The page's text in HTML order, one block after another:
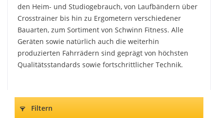
den Heim- und Studiogebrauch, von Laufbändern über
Crosstrainer bis hin zu Ergometern verschiedener
Bauarten, zum Sortiment von Schwinn Fitness. Alle
Geräten sowie natürlich auch die weiterhin
produzierten Fahrrädern sind geprägt von höchsten
Qualitätsstandards sowie fortschrittlicher Technik.
Filtern